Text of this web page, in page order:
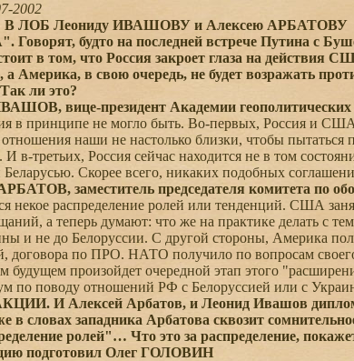
2002
ЛОБ Леониду ИВАШОВУ и Алексею АРБАТОВУ
будто на последней встрече Путина с
в том, что Россия закроет глаза на
а Америка, в свою очередь, не будет возражать
ли это?
вице-президент Академии геополитических
в принципе не могло быть. Во-первых, Россия и
наши не настолько близки, чтобы пытаться
И в-третьих, Россия сейчас находится не в том
Скорее всего, никаких подобных
заместитель председателя комитета по
некое распределение ролей или тенденций. США
а теперь думают: что же на практике делать с
и не до Белоруссии. С другой стороны, Америка
договора по ПРО. НАТО получило по вопросам
будущем произойдет очередной этап этого
по поводу отношений РФ с Белоруссией или с
И Алексей Арбатов, и Леонид Ивашов
в словах западника Арбатова сквозит
ролей"… Что это за распределение,
подготовил Олег ГОЛОВИН